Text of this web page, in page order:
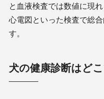
と血液検査では数値に現
心電図といった検査で総
す。
犬の健康診断はど